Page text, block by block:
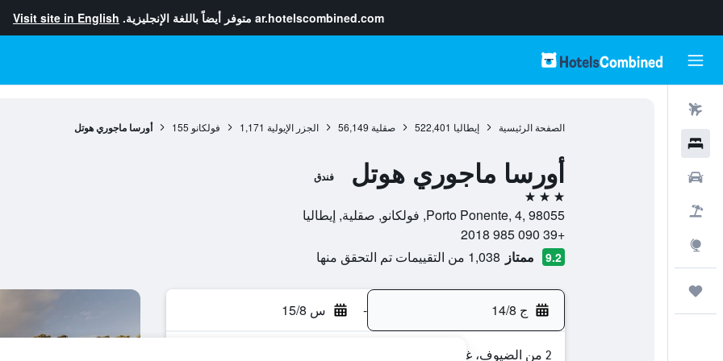
ar.hotelscombined.com متوفر أيضاً باللغة الإنجليزية. Visit site in English
الصفحة الرئيسية إيطاليا 522,401 صقلية 56,149 الجزر الإيولية 1,171 فولكانو 155 أورسا ماجوري هوتل
أورسا ماجوري هوتل فندق
3 نجوم
Porto Ponente, 4, 98055, فولكانو, صقلية, إيطاليا
+39 090 985 2018
9.2 ممتاز 1,038 من التقييمات تم التحقق منها
ج 14/8 - س 15/8
2 من الضيوف، غرفة واحدة